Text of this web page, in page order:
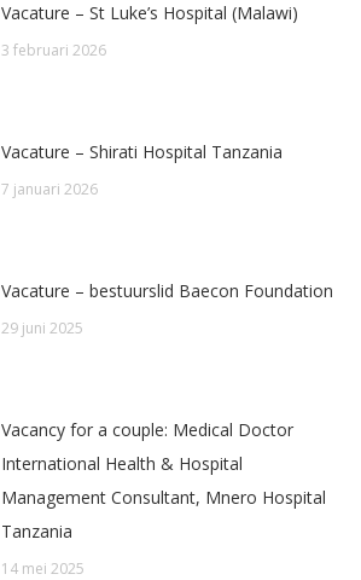
Vacature – St Luke’s Hospital (Malawi)
3 februari 2026
Vacature – Shirati Hospital Tanzania
7 januari 2026
Vacature – bestuurslid Baecon Foundation
29 juni 2025
Vacancy for a couple: Medical Doctor
International Health & Hospital
Management Consultant, Mnero Hospital
Tanzania
14 mei 2025